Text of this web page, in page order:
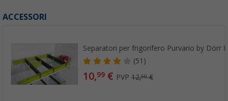
ACCESSORI
Separatori per frigorifero Purvario by Dörr
(51)
10,99 € PVP12,50€